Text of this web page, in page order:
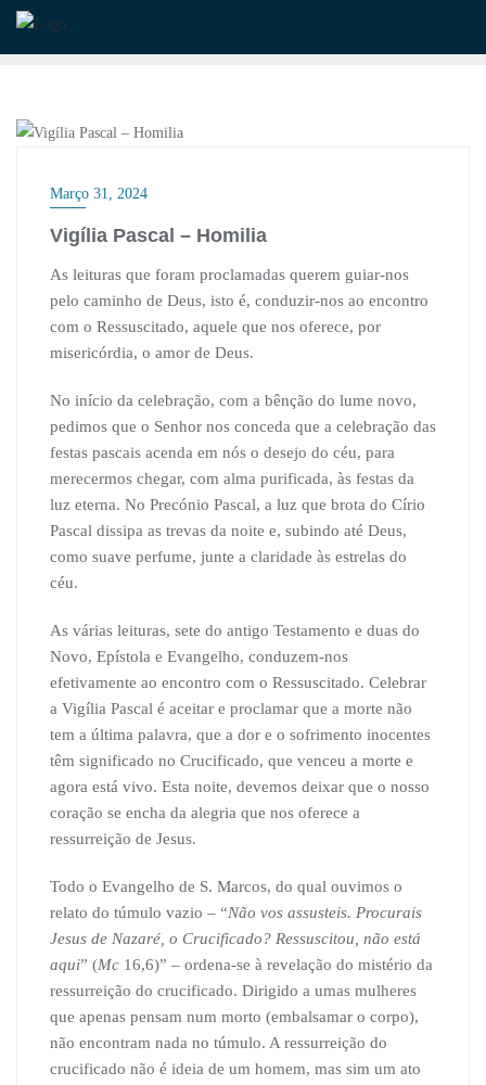
Skip
Março 31, 2024
Vigília Pascal – Homilia
As leituras que foram proclamadas querem guiar-nos
pelo caminho de Deus, isto é, conduzir-nos ao encontro
com o Ressuscitado, aquele que nos oferece, por
misericórdia, o amor de Deus.
No início da celebração, com a bênção do lume novo,
pedimos que o Senhor nos conceda que a celebração das
festas pascais acenda em nós o desejo do céu, para
merecermos chegar, com alma purificada, às festas da
luz eterna. No Precónio Pascal, a luz que brota do Círio
Pascal dissipa as trevas da noite e, subindo até Deus,
como suave perfume, junte a claridade às estrelas do
céu.
As várias leituras, sete do antigo Testamento e duas do
Novo, Epístola e Evangelho, conduzem-nos
efetivamente ao encontro com o Ressuscitado. Celebrar
a Vigília Pascal é aceitar e proclamar que a morte não
tem a última palavra, que a dor e o sofrimento inocentes
têm significado no Crucificado, que venceu a morte e
agora está vivo. Esta noite, devemos deixar que o nosso
coração se encha da alegria que nos oferece a
ressurreição de Jesus.
Todo o Evangelho de S. Marcos, do qual ouvimos o
relato do túmulo vazio – “Não vos assusteis. Procurais
Jesus de Nazaré, o Crucificado? Ressuscitou, não está
aqui” (Mc 16,6)” – ordena-se à revelação do mistério da
ressurreição do crucificado. Dirigido a umas mulheres
que apenas pensam num morto (embalsamar o corpo),
não encontram nada no túmulo. A ressurreição do
crucificado não é ideia de um homem, mas sim um ato